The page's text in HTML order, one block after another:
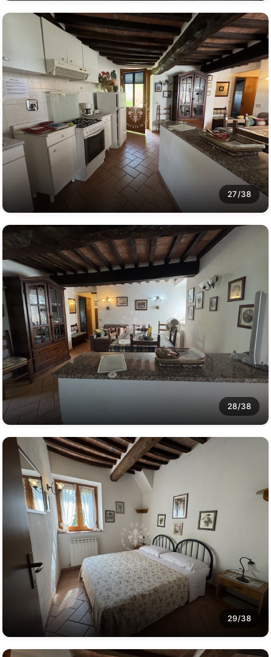
27/38
28/38
29/38